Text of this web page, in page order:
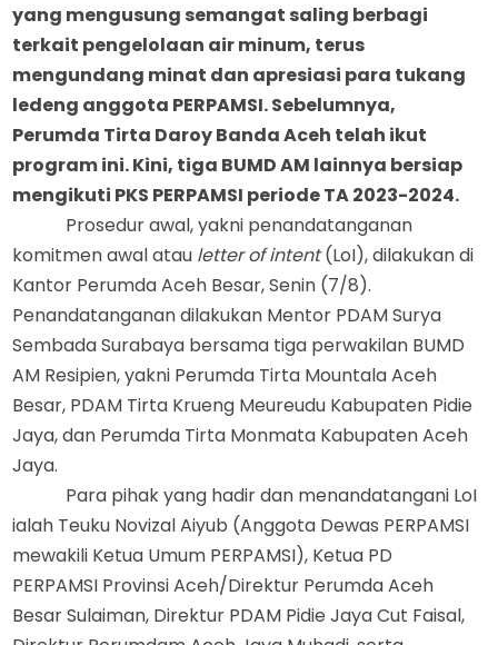
yang mengusung semangat saling berbagi
terkait pengelolaan air minum, terus
mengundang minat dan apresiasi para tukang
ledeng anggota PERPAMSI.Sebelumnya,
Perumda Tirta Daroy Banda Aceh telah ikut
programini.Kini, tiga BUMD AM lainnya bersiap
mengikuti PKS PERPAMSI periode TA 2023-2024.
Prosedur awal,yakni penandatanganan
komitmen awal atau letter ofintent(LoI),dilakukan di
Kantor Perumda Aceh Besar, Senin (7/8).
Penandatanganan dilakukan Mentor PDAM Surya
Sembada Surabaya bersama tiga perwakilan BUMD
AM Resipien, yakni Perumda Tirta Mountala Aceh
Besar, PDAM Tirta Krueng Meureudu Kabupaten Pidie
Jaya, dan Perumda Tirta Monmata Kabupaten Aceh
Jaya.
Para pihak yang hadir dan menandatangani LoI
ialah Teuku Novizal Aiyub (Anggota Dewas PERPAMSI
mewakili Ketua Umum PERPAMSI), Ketua PD
PERPAMSI Provinsi Aceh/Direktur Perumda Aceh
Besar Sulaiman, Direktur PDAM Pidie Jaya Cut Faisal,